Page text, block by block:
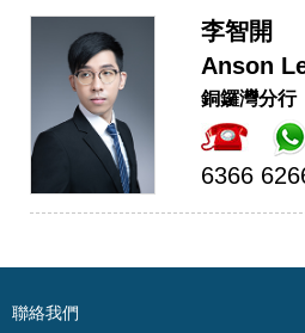
李智開
Anson
銅鑼灣分行
6366
聯絡我們